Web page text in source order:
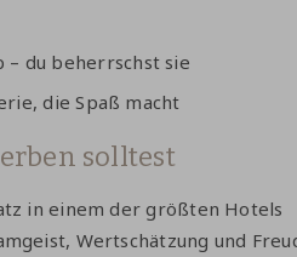
– du beherrschst sie
die Spaß macht
solltest
in einem der größten Hotels
Wertschätzung und